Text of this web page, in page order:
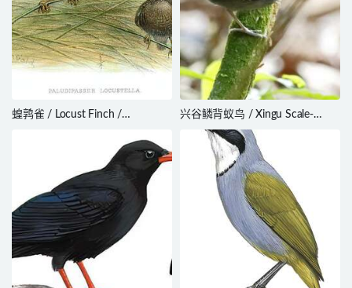
蝗鹑雀 / Locust Finch /
兴谷鳞背蚁鸟 / Xingu Scale-
backed Antbird / Willisornis vidua